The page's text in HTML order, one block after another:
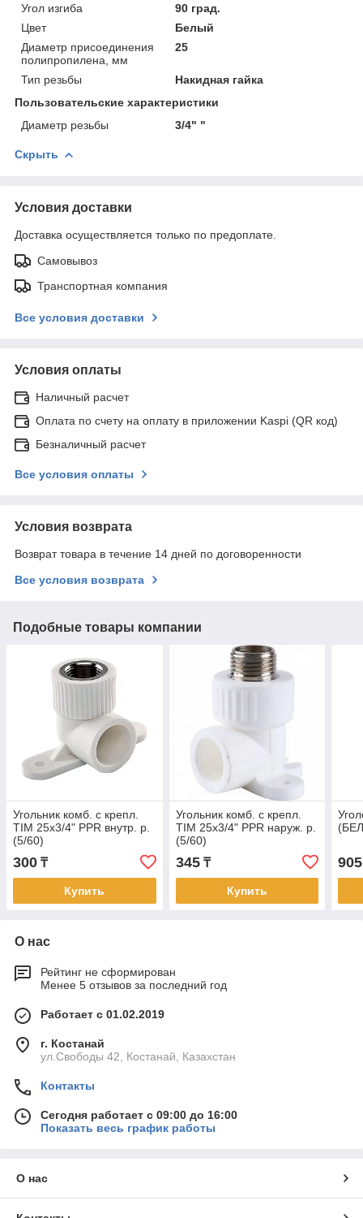
Угол изгиба
90 град.
Цвет
Белый
Диаметр присоединения
полипропилена, мм
25
Тип резьбы
Накидная гайка
Пользовательские характеристики
Диаметр резьбы
3/4" "
Скрыть
Условия доставки
Доставка осуществляется только по предоплате.
Самовывоз
Транспортная компания
Все условия доставки
Условия оплаты
Наличный расчет
Оплата по счету на оплату в приложении Kaspi (QR код)
Безналичный расчет
Все условия оплаты
Условия возврата
Возврат товара в течение 14 дней по договоренности
Все условия возврата
Подобные товары компании
Угольник комб. с крепл.
TIM 25х3/4" PPR внутр. р.
(5/60)
300 ₸
Купить
Угольник комб. с крепл.
TIM 25х3/4" PPR наруж. р.
(5/60)
345₸
Купить
905
О нас
Рейтинг не сформирован
Менее 5 отзывов за последний год
Работает с 01.02.2019
г. Костанай
ул.Свободы 42, Костанай, Казахстан
Контакты
Сегодня работает с 09:00 до 16:00
Показать весь график работы
О нас